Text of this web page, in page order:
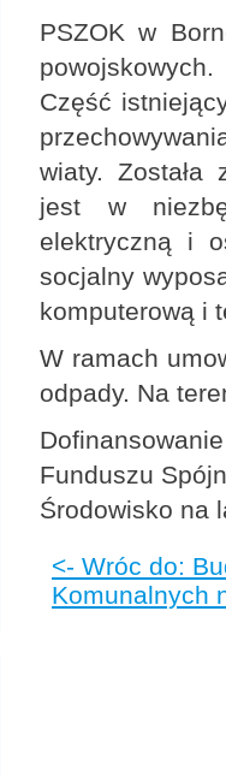
PSZOK w
Część
wiaty. Została
jest w
elektryczną i
socjalny
komputerową i
W ramach
odpady. Na
Funduszu
Środowisko na
<- Wróc do:
Komunalnych